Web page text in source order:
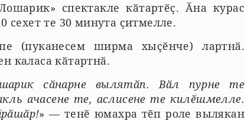
спектакле кӑтартӗҫ. Ӑна курас
сехет те 30 минута ҫитмелле.
(пуканесем ширма хыҫӗнче) лартнӑ.
каласа кӑтартнӑ.
сӑнарне вылятӑп. Вӑл пурне те
ачасене те, аслисене те килӗшмелле.
» — тенӗ юмахра тӗп роле вылякан